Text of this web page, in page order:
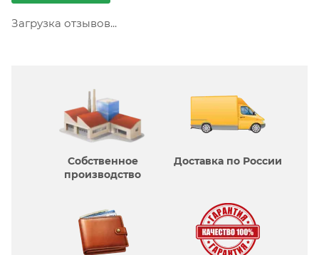
Загрузка отзывов...
Собственное
производcтво
Доставка по России